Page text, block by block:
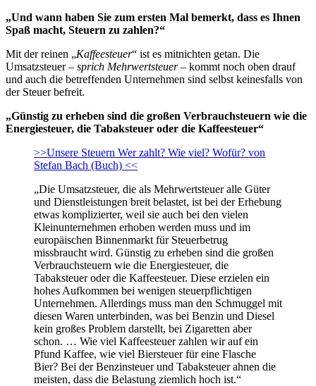
„Und wann haben Sie zum ersten Mal bemerkt, dass es Ihnen
Spaß macht, Steuern zu zahlen?“
Mit der reinen „Kaffeesteuer“ ist es mitnichten getan. Die
Umsatzsteuer – sprich Mehrwertsteuer– kommt noch oben drauf
und auch die betreffenden Unternehmen sind selbst keinesfalls von
der Steuer befreit.
„Günstig zu erheben sind die großen Verbrauchsteuern wie die
Energiesteuer, die Tabaksteuer oder die Kaffeesteuer“
>>Unsere Steuern Wer zahlt? Wie viel? Wofür? von
Stefan Bach (Buch) <<
„Die Umsatzsteuer, die als Mehrwertsteuer alle Güter
und Dienstleistungen breit belastet, ist bei der Erhebung
etwas komplizierter, weil sie auch bei den vielen
Kleinunternehmen erhoben werden muss und im
europäischen Binnenmarkt für Steuerbetrug
missbraucht wird. Günstig zu erheben sind die großen
Verbrauchsteuern wie die Energiesteuer, die
Tabaksteuer oder die Kaffeesteuer. Diese erzielen ein
hohes Aufkommen bei wenigen steuerpflichtigen
Unternehmen. Allerdings muss man den Schmuggel mit
diesen Waren unterbinden, was bei Benzin und Diesel
kein großes Problem darstellt, bei Zigaretten aber
schon. … Wie viel Kaffeesteuer zahlen wir auf ein
Pfund Kaffee, wie viel Biersteuer für eine Flasche
Bier? Bei der Benzinsteuer und Tabaksteuer ahnen die
meisten, dass die Belastung ziemlich hoch ist.“